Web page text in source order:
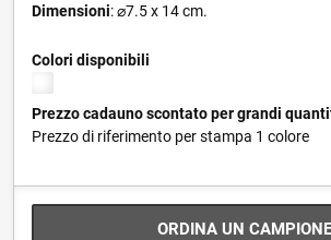
Dimensioni: ⌀7.5 x 14 cm.
Colori disponibili
Prezzo cadauno scontato per grandi
Prezzo di riferimento per stampa 1 colore
ORDINA UN CAMPIONE